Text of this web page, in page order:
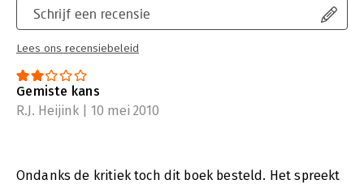
strategie adviseur, de HR manager, de marketingmanager, de
ICT professional, de business analist en de controller. In feite
adviseren over het aanpakken van veranderingsprocessen een
substantieel onderdeel van de werkzaamheden vormt.
Schrijf een recensie
Lees ons recensiebeleid
Gemiste kans
R.J. Heijink | 10 mei 2010
Ondanks de kritiek toch dit boek besteld. Het spreekt